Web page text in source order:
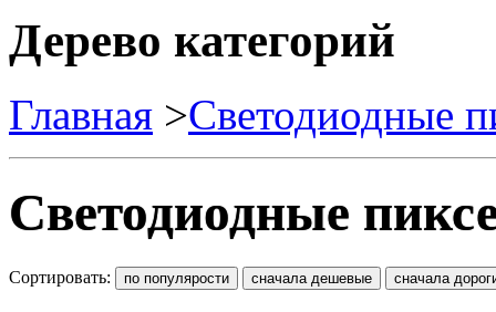
Дерево категорий
Главная >Светодиодные
Светодиодные
Сортировать: